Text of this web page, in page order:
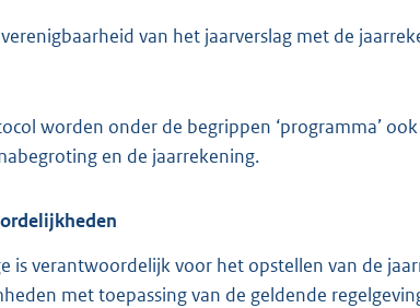
van het jaarverslag met de
worden onder de begrippen ‘programma’
en de jaarrekening.
is verantwoordelijk voor het opstellen van de
met toepassing van de geldende